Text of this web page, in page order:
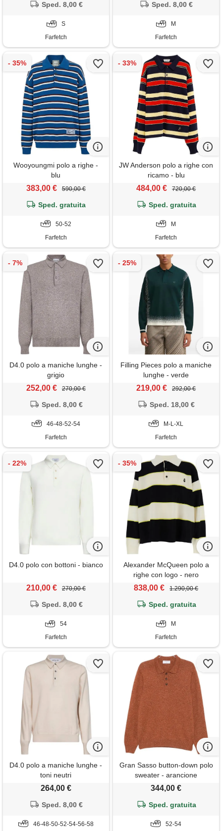
Sped. 8,00 €
S
Farfetch
Sped. 8,00 €
M
Farfetch
Wooyoungmi polo a righe -
blu
383,00 € 590,00 €
Sped. gratuita
50-52
Farfetch
JW Anderson polo a righe con
ricamo - blu
484,00 € 720,00 €
Sped. gratuita
M
Farfetch
D4.0 polo a maniche lunghe -
grigio
252,00 € 270,00 €
Sped. 8,00 €
46-48-52-54
Farfetch
Filling Pieces polo a maniche
lunghe - verde
219,00 € 292,00 €
Sped. 18,00 €
M-L-XL
Farfetch
D4.0 polo con bottoni - bianco
210,00 € 270,00 €
Sped. 8,00 €
54
Farfetch
Alexander McQueen polo a
righe con logo - nero
838,00 € 1.290,00 €
Sped. gratuita
M
Farfetch
D4.0 polo a maniche lunghe -
toni neutri
264,00 €
Sped. 8,00 €
46-48-50-52-54-56-58
Gran Sasso button-down polo
sweater - arancione
344,00 €
Sped. gratuita
52-54